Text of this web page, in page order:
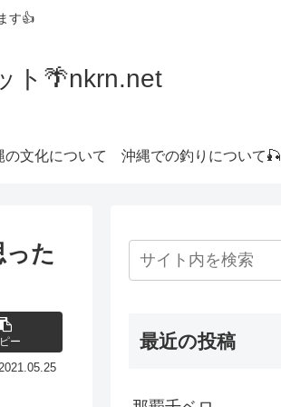
す👍
ト🌴nkrn.net
の文化について 沖縄での釣りについて🎣
た
ー
2021.05.25
最近の投稿